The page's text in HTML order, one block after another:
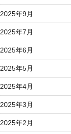
2025年9月
2025年7月
2025年6月
2025年5月
2025年4月
2025年3月
2025年2月